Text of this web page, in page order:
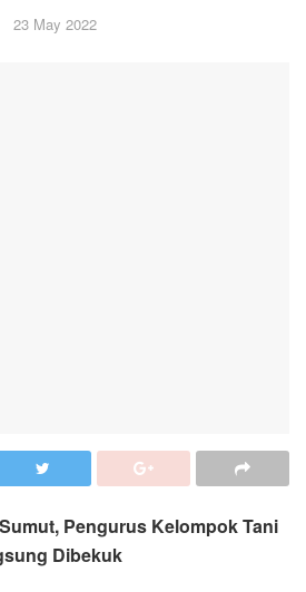
23 May 2022
Pengurus Kelompok Tani
Dibekuk